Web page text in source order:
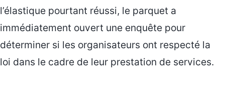
l’élastique pourtant réussi, le parquet a
immédiatement ouvert une enquête pour
déterminer si les organisateurs ont respecté la
loi dans le cadre de leur prestation de services.